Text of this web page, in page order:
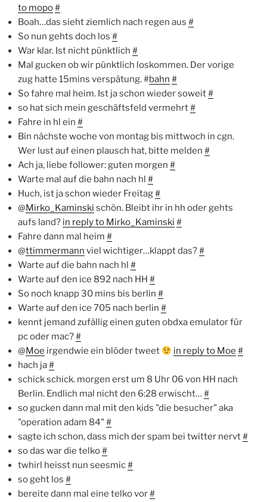
to mopo#
Boah…das sieht ziemlich nach regen aus #
So nun gehts doch los #
War klar. Ist nicht pünktlich #
Mal gucken ob wir pünktlich loskommen. Der vorige
zug hatte 15mins verspätung. #bahn #
So fahre mal heim. Ist ja schon wieder soweit#
so hat sich mein geschäftsfeld vermehrt#
Fahre in hl ein #
Bin nächste woche von montag bis mittwoch in cgn.
Wer lust auf einen plausch hat, bitte melden #
Ach ja, liebe follower: guten morgen #
Warte mal auf die bahn nach hl #
Huch, ist ja schon wieder Freitag#
@Mirko_Kaminski schön. Bleibt ihr in hh oder gehts
aufs land? in reply to Mirko_Kaminski #
Fahre dann mal heim #
@ttimmermann viel wichtiger…klappt das?#
Warte auf die bahn nach hl #
Warte auf den ice 892 nach HH #
So noch knapp 30 mins bis berlin #
Warte auf den ice 705 nach berlin #
kennt jemand zufällig einen guten obdxa emulator für
pc oder mac?#
@Moe irgendwie ein blöder tweet in reply to Moe #
hach ja#
schick schick. morgen erst um 8 Uhr 06 von HH nach
Berlin. Endlich mal nicht den 6:28 erwischt…#
so gucken dann mal mit den kids "die besucher" aka
"operation adam 84" #
sagte ich schon, dass mich der spam bei twitter nervt#
so das war die telko#
twhirl heisst nun seesmic#
so geht los #
bereite dann mal eine telko vor#